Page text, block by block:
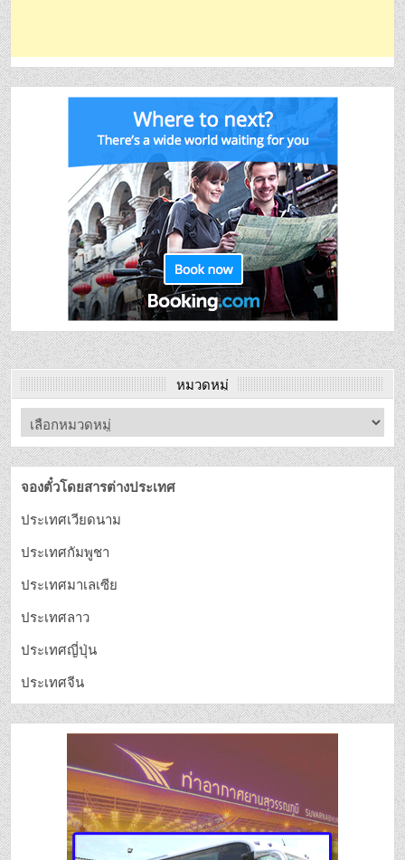
หมวดหมู่
จองตั๋วโดยสารต่างประเทศ
ประเทศเวียดนาม
ประเทศกัมพูชา
ประเทศมาเลเซีย
ประเทศลาว
ประเทศญี่ปุ่น
ประเทศจีน